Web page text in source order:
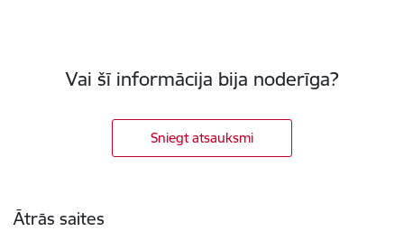
Vai šī informācija bija noderīga?
Sniegt atsauksmi
Ātrās saites